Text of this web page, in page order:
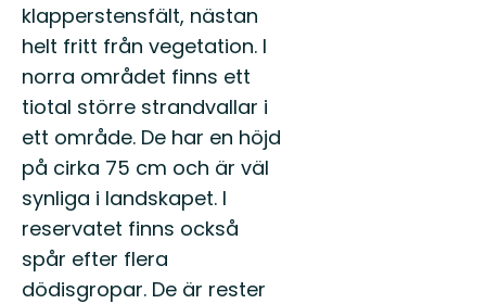
klapperstensfält, nästan
helt fritt från vegetation. I
norra området finns ett
tiotal större strandvallar i
ett område. De har en höjd
på cirka 75 cm och är väl
synliga i landskapet. I
reservatet finns också
spår efter flera
dödisgropar. De är rester